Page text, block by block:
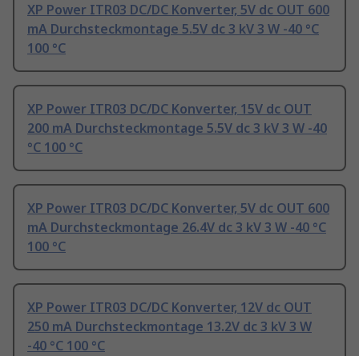
XP Power ITR03 DC/DC Konverter, 5V dc OUT 600
mA Durchsteckmontage 5.5V dc 3 kV 3 W -40 °C
100 °C
XP Power ITR03 DC/DC Konverter, 15V dc OUT
200 mA Durchsteckmontage 5.5V dc 3 kV 3 W -40
°C 100 °C
XP Power ITR03 DC/DC Konverter, 5V dc OUT 600
mA Durchsteckmontage 26.4V dc 3 kV 3 W -40 °C
100 °C
XP Power ITR03 DC/DC Konverter, 12V dc OUT
250 mA Durchsteckmontage 13.2V dc 3 kV 3 W
-40 °C 100 °C